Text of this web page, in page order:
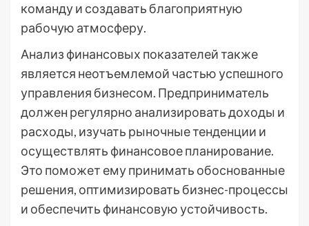
команду и создавать благоприятную
рабочую атмосферу.
Анализ финансовых показателей также
является неотъемлемой частью успешного
управления бизнесом. Предприниматель
должен регулярно анализировать доходы и
расходы, изучать рыночные тенденции и
осуществлять финансовое планирование.
Это поможет ему принимать обоснованные
решения, оптимизировать бизнес-процессы
и обеспечить финансовую устойчивость.